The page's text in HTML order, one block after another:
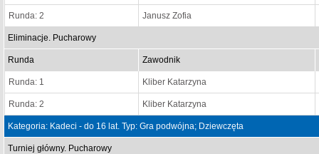
Runda: 2 Janusz Zofia
Eliminacje. Pucharowy
Runda Zawodnik
Runda: 1 Kliber Katarzyna
Runda: 2 Kliber Katarzyna
Kategoria: Kadeci - do 16 lat. Typ: Gra podwójna; Dziewczęta
Turniej główny. Pucharowy